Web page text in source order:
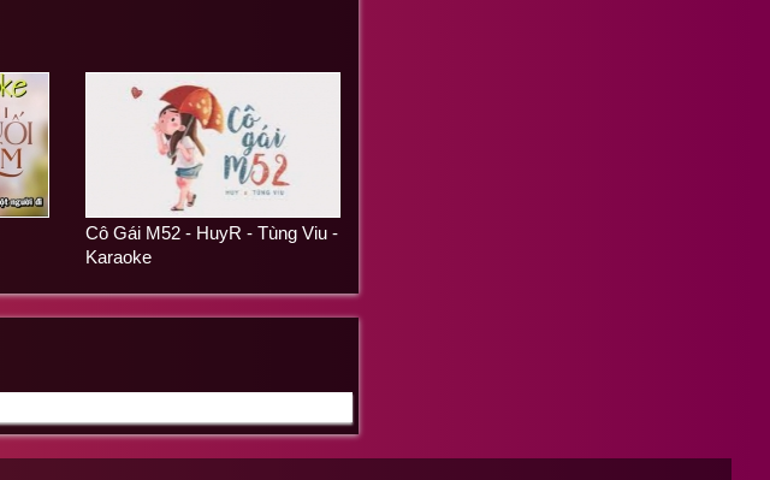
Cô Gái M52 - HuyR - Tùng Viu -
Karaoke